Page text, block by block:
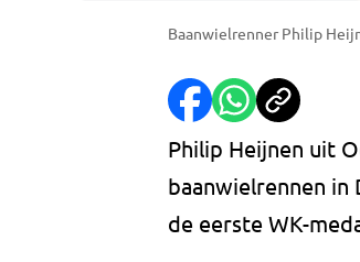
Baanwielrenner Philip
Philip Heijnen uit
baanwielrennen in
de eerste WK-